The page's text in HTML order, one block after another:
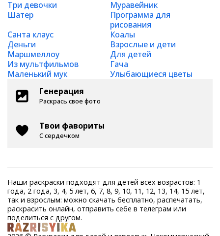
Три девочки
Муравейник
Шатер
Программа для
рисования
Санта клаус
Коалы
Деньги
Взрослые и дети
Маршмеллоу
Для детей
Из мультфильмов
Гача
Маленький мук
Улыбающиеся цветы
Генерация
Раскрась свое фото
Твои фавориты
С сердечком
Наши раскраски подходят для детей всех возрастов: 1
года, 2 года, 3, 4, 5 лет, 6, 7, 8, 9, 10, 11, 12, 13, 14, 15 лет,
так и взрослым: можно скачать бесплатно, распечатать,
раскрасить онлайн, отправить себе в телеграм или
поделиться с другом.